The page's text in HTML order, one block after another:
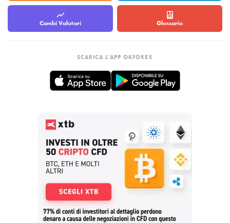
Cambi Valutari Glossario
SCARICA L'APP OKFOREX